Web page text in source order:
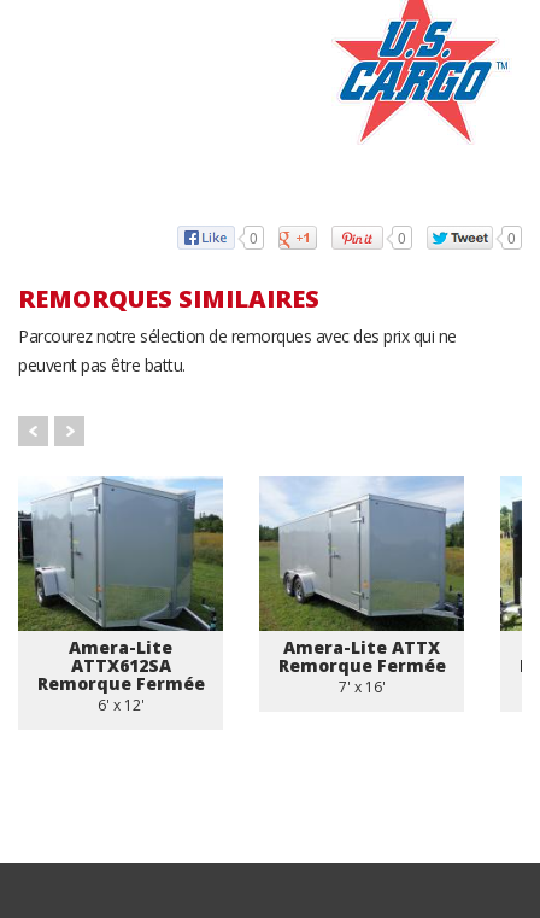
0 0 0
REMORQUES SIMILAIRES
Parcourez notre sélection de remorques avec des prix qui ne
peuvent pas être battu.
Amera-Lite
ATTX612SA
Remorque Fermée
6' x 12'
Amera-Lite ATTX
Remorque Fermée
7' x 16'